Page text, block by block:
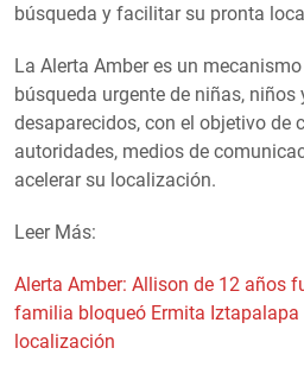
búsqueda y facilitar su pronta
La Alerta Amber es un
búsqueda urgente de niñas, niños
desaparecidos, con el objetivo de
autoridades, medios de
acelerar su localización.
Leer Más:
Alerta Amber: Allison de 12 años
familia bloqueó Ermita Iztapalapa
localización